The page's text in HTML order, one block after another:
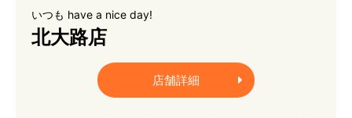
いつも have a nice day!
北大路店
店舗詳細